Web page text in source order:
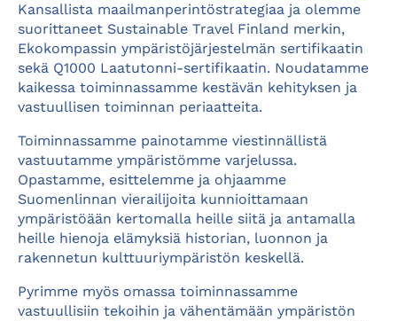
Kansallista maailmanperintöstrategiaa ja olemme
suorittaneet Sustainable Travel Finland merkin,
Ekokompassin ympäristöjärjestelmän sertifikaatin
sekä Q1000 Laatutonni-sertifikaatin. Noudatamme
kaikessa toiminnassamme kestävän kehityksen ja
vastuullisen toiminnan periaatteita.
Toiminnassamme painotamme viestinnällistä
vastuutamme ympäristömme varjelussa.
Opastamme, esittelemme ja ohjaamme
Suomenlinnan vierailijoita kunnioittamaan
ympäristöään kertomalla heille siitä ja antamalla
heille hienoja elämyksiä historian, luonnon ja
rakennetun kulttuuriympäristön keskellä.
Pyrimme myös omassa toiminnassamme
vastuullisiin tekoihin ja vähentämään ympäristön